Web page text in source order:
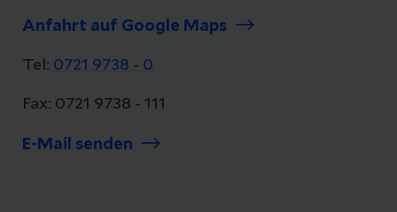
Anfahrt auf Google Maps
Tel: 0721 9738 - 0
Fax: 0721 9738 - 111
E-Mail senden